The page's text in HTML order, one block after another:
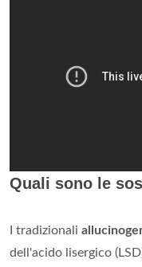
Quali sono le
I tradizionali
dell'acido lisergico